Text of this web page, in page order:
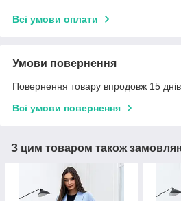
Всі умови оплати
Умови повернення
Повернення товару впродовж 15
Всі умови повернення
З цим товаром також